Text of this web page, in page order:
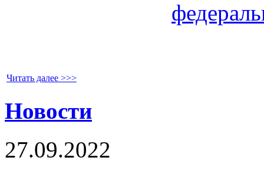
Читать далее >>>
Новости
27.09.2022